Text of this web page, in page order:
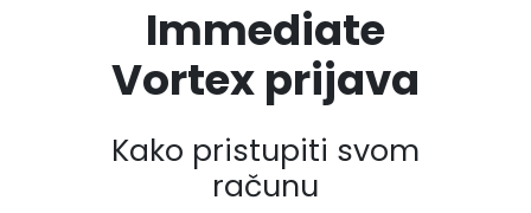
Immediate
Vortex prijava
Kako pristupiti svom
računu